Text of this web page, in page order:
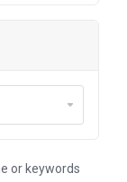
or keywords